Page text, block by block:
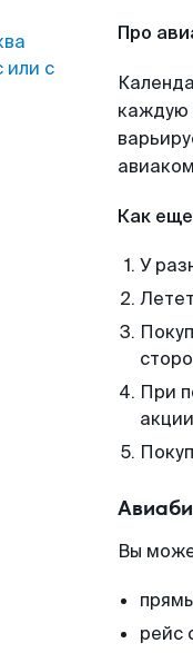
или с
Про
каждую
Как
У
При
Вы
рейс